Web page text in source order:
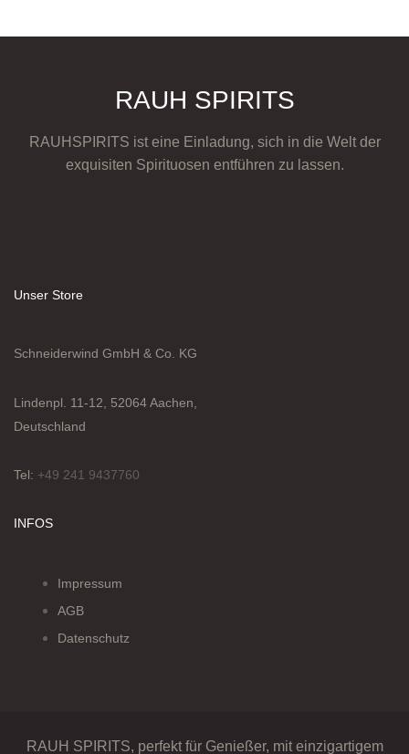
RAUH SPIRITS
RAUHSPIRITS ist eine Einladung, sich in die Welt der
exquisiten Spirituosen entführen zu lassen.
Unser Store
Schneiderwind GmbH & Co. KG
Lindenpl. 11-12, 52064 Aachen,
Deutschland
Tel: +49 241 9437760
INFOS
Impressum
AGB
Datenschutz
RAUH SPIRITS, perfekt für Genießer, mit einzigartigem